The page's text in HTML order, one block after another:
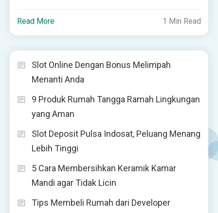
Read More 1 Min Read
Slot Online Dengan Bonus Melimpah
Menanti Anda
9 Produk Rumah Tangga Ramah Lingkungan
yang Aman
Slot Deposit Pulsa Indosat, Peluang Menang
Lebih Tinggi
5 Cara Membersihkan Keramik Kamar
Mandi agar Tidak Licin
Tips Membeli Rumah dari Developer